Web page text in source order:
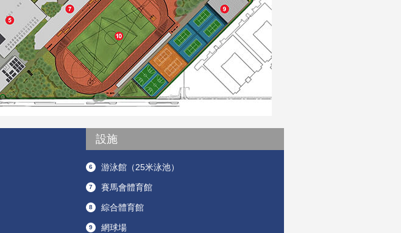
游
泳
館
（52
米
國
際
準
館
（25
米
泳
池）
賽
馬
會
體
育
館
網
球
場
田
徑
場
設施
6 游泳館（25米泳池）
7 賽馬會體育館
8 綜合體育館
9 網球場